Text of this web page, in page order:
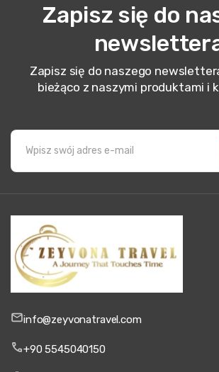
Zapisz się do
Zapisz się do naszego
bieżąco z naszymi produktami i
info@zeyvonatravel.com
+90 5545040150